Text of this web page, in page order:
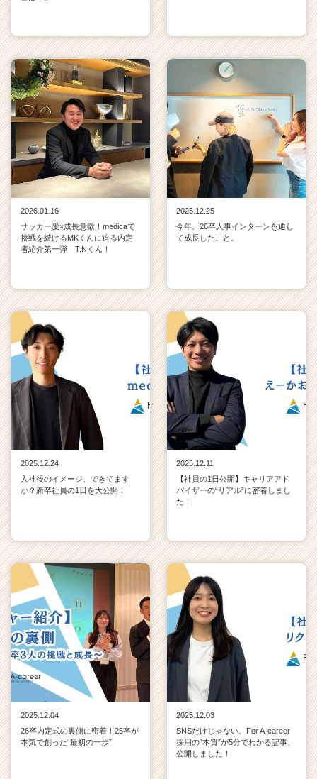
2026.01.16
サッカー愛×成長意欲！medicaで
挑戦を続けるMKくんに迫る内定
者紹介第一弾 T.Nくん！
2025.12.25
今年、26卒人事インターンを通し
て成長したこと。
2025.12.24
入社後のイメージ、できてます
か？新卒社員の1日を大公開！
2025.12.11
【社員の1日公開】キャリアアド
バイザーの“リアル”に密着しまし
た！
2025.12.04
26卒内定式の裏側に密着！25卒が
本気で創った“最初の一歩”
2025.12.03
SNSだけじゃない。For A-career
採用の“本質”が5分でわかる記事、
公開しました！